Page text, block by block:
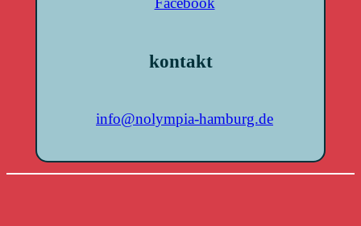
kontakt
info@nolympia-hamburg.de